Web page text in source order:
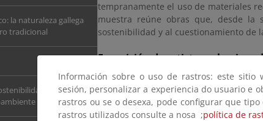
la naturaleza gallega
tradicional
y
tempranamente el uso de materiales
muestra reúne obras que, desde la
sostenibilidad y al cuestionamiento de
Exposición de artistas
Espai El Borsí per al Barri
Del 20 de noviembre al 21 de
Inauguración a las 19h
Información sobre o uso de rastros: este
sesión, personalizar a experiencia do usuario e
rastros ou se o desexa, pode configurar que
rastros utilizados consulte a nosa ;política de